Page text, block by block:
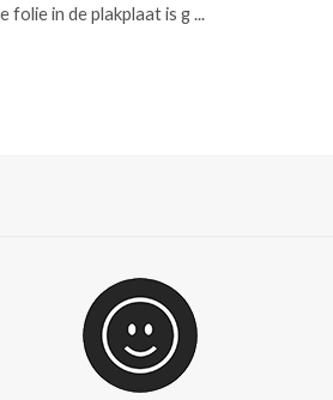
in de plakplaat is g ...